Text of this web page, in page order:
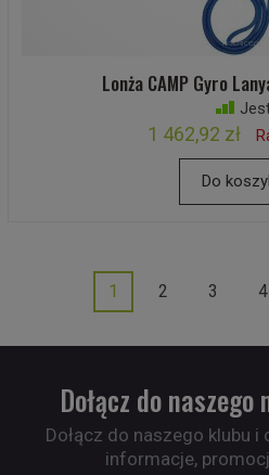
Lonża CAMP Gyro
1 462,92 zł
Do
1 2 3 4
Dołącz do
Dołącz do naszego klubu
informacje,